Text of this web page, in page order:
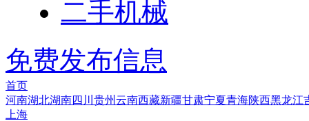
二手机械
免费发布信息
首页
河南湖北湖南四川 贵州云南西藏新疆甘肃宁夏青海陕西黑龙江
上海